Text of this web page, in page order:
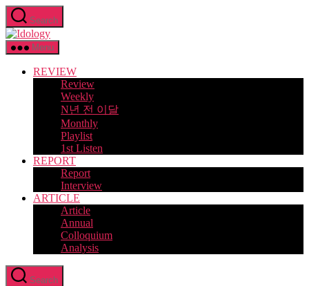
Skip
to
the
content
Search
Idology
Menu
REVIEW
Review
Weekly
N년 전 이달
Monthly
Playlist
1st Listen
REPORT
Report
Interview
ARTICLE
Article
Annual
Colloquium
Analysis
Search